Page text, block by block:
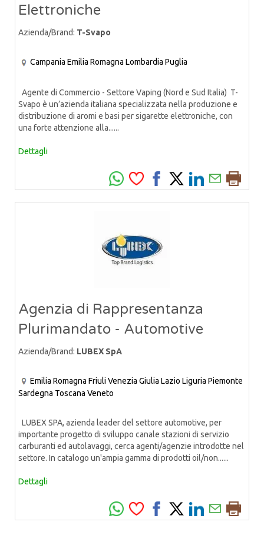
Elettroniche
Azienda/Brand: T-Svapo
Campania Emilia Romagna Lombardia Puglia
Agente di Commercio - Settore Vaping (Nord e Sud Italia) T-
Svapo è un’azienda italiana specializzata nella produzione e
distribuzione di aromi e basi per sigarette elettroniche, con
una forte attenzione alla......
Dettagli
Agenzia di Rappresentanza
Plurimandato - Automotive
Azienda/Brand: LUBEX SpA
Emilia Romagna Friuli Venezia Giulia Lazio Liguria Piemonte
Sardegna Toscana Veneto
LUBEX SPA, azienda leader del settore automotive, per
importante progetto di sviluppo canale stazioni di servizio
carburanti ed autolavaggi, cerca agenti/agenzie introdotte nel
settore. In catalogo un'ampia gamma di prodotti oil/non......
Dettagli